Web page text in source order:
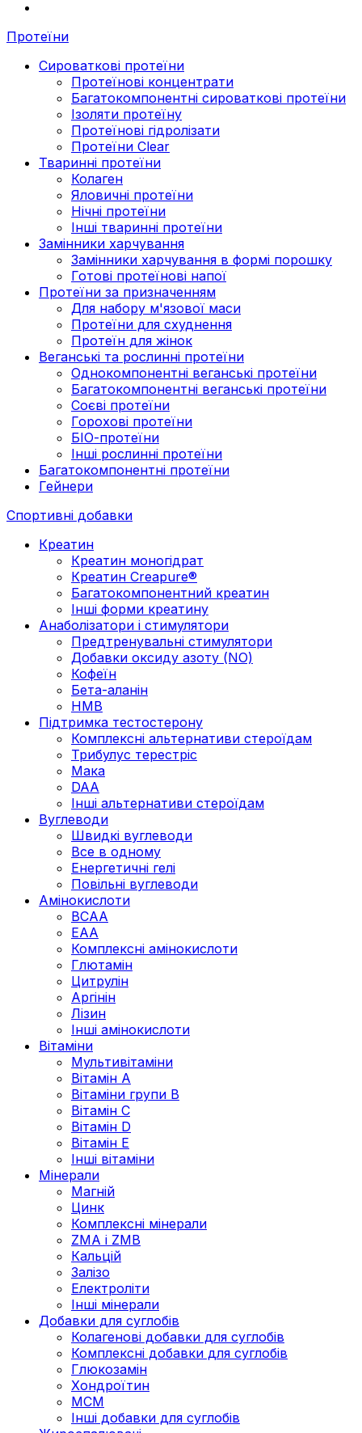
Протеїни
Сироваткові протеїни
Протеїнові концентрати
Багатокомпонентні сироваткові протеїни
Ізоляти протеїну
Протеїнові гідролізати
Протеїни Clear
Тваринні протеїни
Колаген
Яловичні протеїни
Нічні протеїни
Інші тваринні протеїни
Замінники харчування
Замінники харчування в формі порошку
Готові протеїнові напої
Протеїни за призначенням
Для набору м'язової маси
Протеїни для схуднення
Протеїн для жінок
Веганські та рослинні протеїни
Однокомпонентні веганські протеїни
Багатокомпонентні веганські протеїни
Cоєві протеїни
Горохові протеїни
БІО-протеїни
Інші рослинні протеїни
Багатокомпонентні протеїни
Гейнери
Спортивні добавки
Креатин
Креатин моногідрат
Креатин Creapure®
Багатокомпонентний креатин
Інші форми креатину
Анаболізатори і стимулятори
Предтренувальні стимулятори
Добавки оксиду азоту (NO)
Кофеїн
Бета-аланін
HMB
Підтримка тестостерону
Комплексні альтернативи стероїдам
Трибулус терестріс
Мака
DAA
Інші альтернативи стероїдам
Вуглеводи
Швидкі вуглеводи
Все в одному
Енергетичні гелі
Повільні вуглеводи
Амінокислоти
BCAA
EAA
Комплексні амінокислоти
Глютамін
Цитрулін
Аргінін
Лізин
Інші амінокислоти
Вітаміни
Мультивітаміни
Вітамін А
Вітаміни групи В
Вітамін C
Вітамін D
Вітамін Е
Інші вітаміни
Мінерали
Магній
Цинк
Комплексні мінерали
ZMA і ZMB
Кальцій
Залізо
Електроліти
Інші мінерали
Добавки для суглобів
Колагенові добавки для суглобів
Комплексні добавки для суглобів
Глюкозамін
Хондроїтин
МСМ
Інші добавки для суглобів